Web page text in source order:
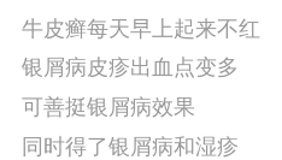
牛皮癣每天早上起来不红
银屑病皮疹出血点变多
可善挺银屑病效果
同时得了银屑病和湿疹